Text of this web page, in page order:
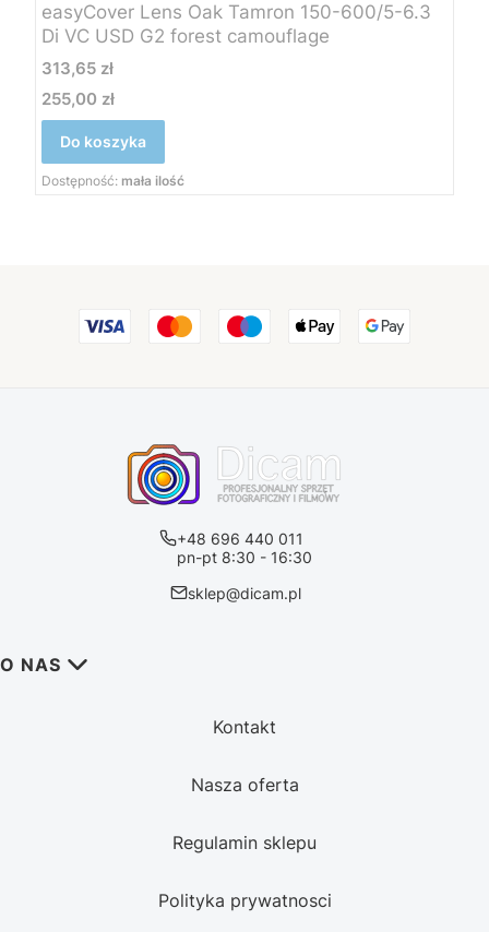
easyCover Lens Oak Tamron 150-600/5-6.3
Di VC USD G2 forest camouflage
Cena
313,65 zł
Cena
255,00 zł
Do koszyka
Dostępność: mała ilość
+48 696 440 011
pn-pt 8:30 - 16:30
sklep@dicam.pl
Linki w stopce
O NAS
Kontakt
Nasza oferta
Regulamin sklepu
Polityka prywatnosci